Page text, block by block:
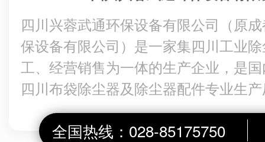
四川兴蓉武通环保设备有限公司（原
保设备有限公司）是一家集四川工业
工、经营销售为一体的生产企业，是
四川布袋除尘器及除尘器配件专业生
科技投入为先导，以… ...
全国热线： 028-85175750